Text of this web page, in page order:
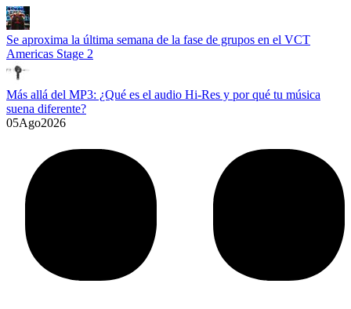
Se aproxima la última semana de la fase de grupos en el VCT
Americas Stage 2
Más allá del MP3: ¿Qué es el audio Hi-Res y por qué tu música
suena diferente?
05Ago2026